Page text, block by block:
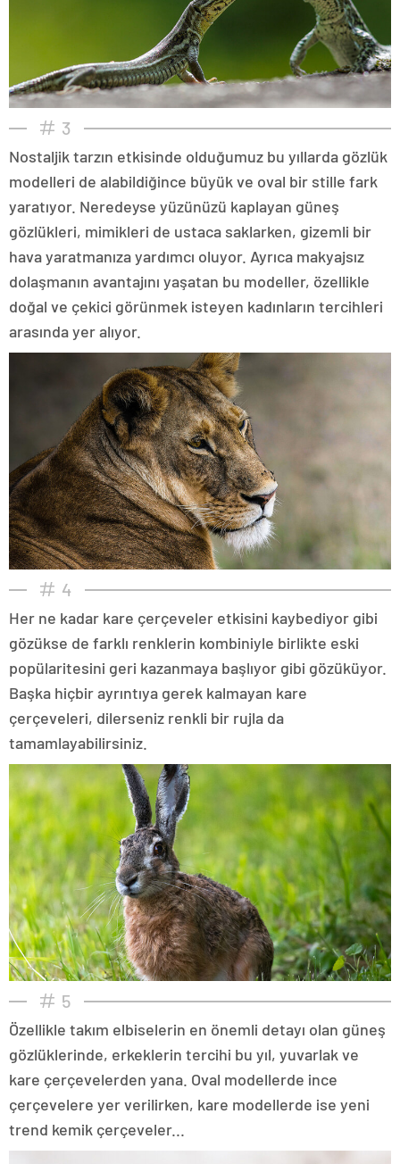
3
Nostaljik tarzın etkisinde olduğumuz bu yıllarda gözlük
modelleri de alabildiğince büyük ve oval bir stille fark
yaratıyor. Neredeyse yüzünüzü kaplayan güneş
gözlükleri, mimikleri de ustaca saklarken, gizemli bir
hava yaratmanıza yardımcı oluyor. Ayrıca makyajsız
dolaşmanın avantajını yaşatan bu modeller, özellikle
doğal ve çekici görünmek isteyen kadınların tercihleri
arasında yer alıyor.
4
Her ne kadar kare çerçeveler etkisini kaybediyor gibi
gözükse de farklı renklerin kombiniyle birlikte eski
popülaritesini geri kazanmaya başlıyor gibi gözüküyor.
Başka hiçbir ayrıntıya gerek kalmayan kare
çerçeveleri, dilerseniz renkli bir rujla da
tamamlayabilirsiniz.
5
Özellikle takım elbiselerin en önemli detayı olan güneş
gözlüklerinde, erkeklerin tercihi bu yıl, yuvarlak ve
kare çerçevelerden yana. Oval modellerde ince
çerçevelere yer verilirken, kare modellerde ise yeni
trend kemik çerçeveler...